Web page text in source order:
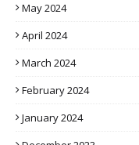
May 2024
April 2024
March 2024
February 2024
January 2024